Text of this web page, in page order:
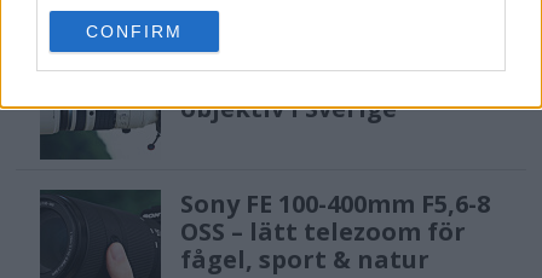
use your data for below specified purposes in below Google
consent section.
CONFIRM
OM System lanserar
gratislån av kameror &
objektiv i Sverige
Sony FE 100-400mm F5,6-8
OSS – lätt telezoom för
fågel, sport & natur